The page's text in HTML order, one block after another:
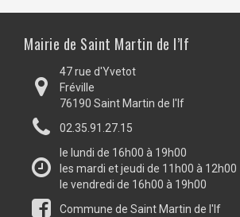
Mairie de Saint Martin de l’If
47 rue d'Yvetot
Fréville
76190 Saint Martin de l'If
02.35.91.27.15
le lundi de 16h00 à 19h00
les mardi et jeudi de 11h00 à 12h00
le vendredi de 16h00 à 19h00
Commune de Saint Martin de l'If